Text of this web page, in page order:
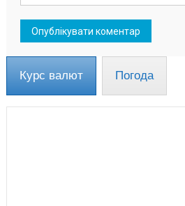
Курс валют Погода